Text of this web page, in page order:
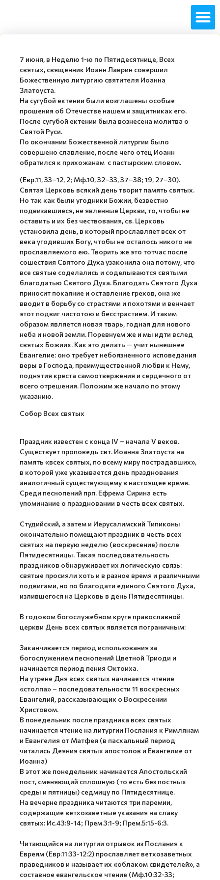
7 июня, в Неделю 1-ю по Пятидесятнице, Всех
святых, священник Иоанн Лаврин совершил
Божественную литургию святителя Иоанна
Златоуста.
На сугубой ектении были возглашены особые
прошения об Отечестве нашем и защитниках его.
После сугубой ектении была вознесена молитва о
Святой Руси.
По окончании Божественной литургии было
совершено славление, после чего отец Иоанн
обратился к прихожанам с пастырским словом.
(Евр.11, 33–12, 2; Мф.10, 32–33, 37–38; 19, 27–30).
Святая Церковь всякий день творит память святых.
Но так как были угодники Божии, безвестно
подвизавшиеся, не явленные Церкви, то, чтобы не
оставить и их без чествования, св. Церковь
установила день, в который прославляет всех от
века угодивших Богу, чтобы не осталось никого не
прославляемого ею. Творить же это тотчас после
сошествия Святого Духа узаконила она потому, что
все святые соделались и соделываются святыми
благодатью Святого Духа. Благодать Святого Духа
приносит покаяние и оставление грехов, она же
вводит в борьбу со страстями и похотями и венчает
этот подвиг чистотою и бесстрастием. И таким
образом является новая тварь, годная для нового
неба и новой земли. Поревнуем же и мы идти вслед
святых Божиих. Как это делать — учит нынешнее
Евангелие: оно требует небоязненного исповедания
веры в Господа, преимущественной любви к Нему,
поднятия креста самоотвержения и сердечного от
всего отрешения. Положим же начало по этому
указанию.
Собор Всех святых
Праздник известен с конца IV – начала V веков.
Существует проповедь свт. Иоанна Златоуста на
память «всех святых, по всему миру пострадавших»,
в которой уже указывается день празднования
аналогичный существующему в настоящее время.
Среди песнопений прп. Ефрема Сирина есть
упоминание о праздновании в честь всех святых.
Студийский, а затем и Иерусалимский Типиконы
окончательно помещают праздник в честь всех
святых на первую неделю (воскресение) после
Пятидесятницы. Такая последовательность
праздников обнаруживает их логическую связь:
святые просияли хоть и в разное время и различными
подвигами, но по благодати единого Святого Духа,
излившегося на Церковь в день Пятидесятницы.
В годовом богослужебном круге православной
церкви День всех святых является пограничным:
Заканчивается период использования за
богослужением песнопений Цветной Триоди и
начинается период пения Октоиха.
На утрене Дня всех святых начинается чтение
«столпа» – последовательности 11 воскресных
Евангелий, рассказывающих о Воскресении
Христовом.
В понедельник после праздника всех святых
начинается чтение на литургии Послания к Римлянам
и Евангелия от Матфея (в пасхальный период
читались Деяния святых апостолов и Евангелие от
Иоанна)
В этот же понедельник начинается Апостольский
пост, сменяющий сплошную (то есть без постных
среды и пятницы) седмицу по Пятидесятнице.
На вечерне праздника читаются три паремии,
содержащие ветхозаветные указания на славу
святых: Ис.43:9-14; Прем.3:1-9; Прем.5:15-6:3.
Читающийся на литургии отрывок из Послания к
Евреям (Евр.11:33-12:2) прославляет ветхозаветных
праведников и называет их «облаком свидетелей», а
составное евангельское чтение (Мф.10:32-33;